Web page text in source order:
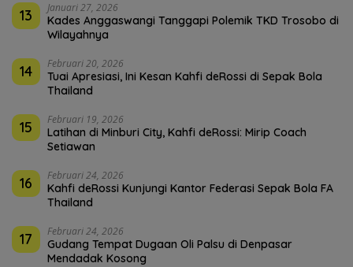
13 Januari 27, 2026
Kades Anggaswangi Tanggapi Polemik TKD Trosobo di
Wilayahnya
14 Februari 20, 2026
Tuai Apresiasi, Ini Kesan Kahfi deRossi di Sepak Bola
Thailand
15 Februari 19, 2026
Latihan di Minburi City, Kahfi deRossi: Mirip Coach
Setiawan
16 Februari 24, 2026
Kahfi deRossi Kunjungi Kantor Federasi Sepak Bola FA
Thailand
17 Februari 24, 2026
Gudang Tempat Dugaan Oli Palsu di Denpasar
Mendadak Kosong